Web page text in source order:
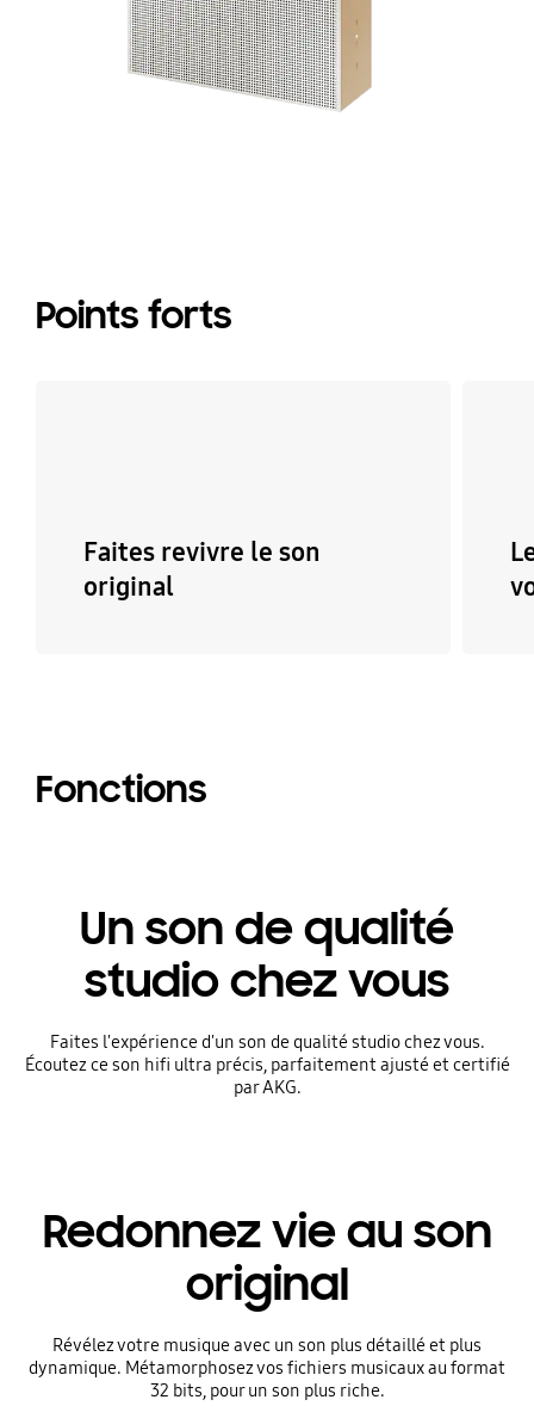
Points forts
Faites revivre le son
original
Fonctions
Un son de qualité
studio chez vous
Faites l'expérience d'un son de qualité studio chez vous.
Écoutez ce son hifi ultra précis, parfaitement ajusté et certifié
par AKG.
Redonnez vie au son
original
Révélez votre musique avec un son plus détaillé et plus
dynamique. Métamorphosez vos fichiers musicaux au format
32 bits, pour un son plus riche.